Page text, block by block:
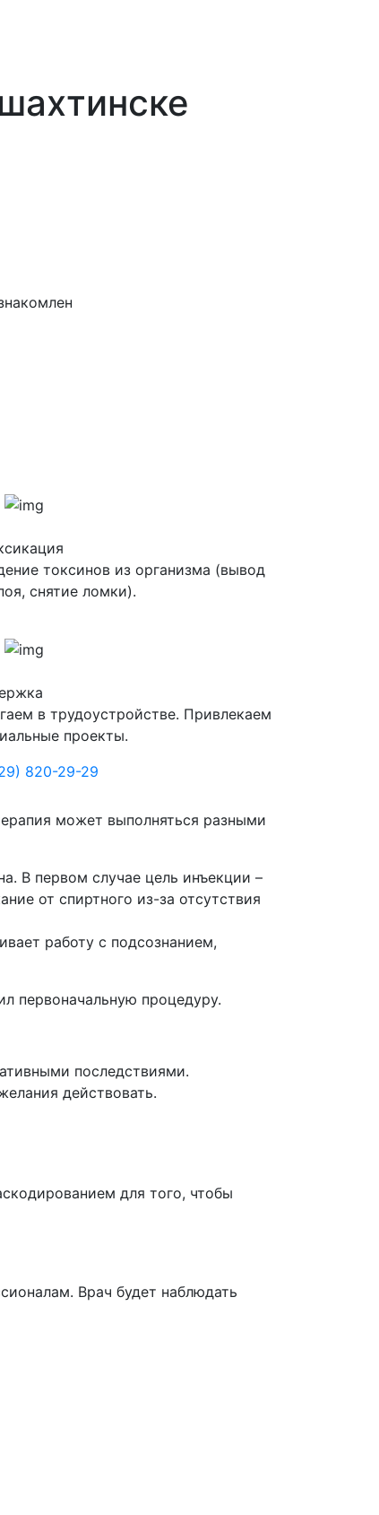
токсинов из организма (вывод
снятие ломки).
в трудоустройстве. Привлекаем
проекты.
820-29-29
может выполняться разными
В первом случае цель инъекции –
от спиртного из-за отсутствия
работу с подсознанием,
первоначальную процедуру.
последствиями.
действовать.
для того, чтобы
Врач будет наблюдать